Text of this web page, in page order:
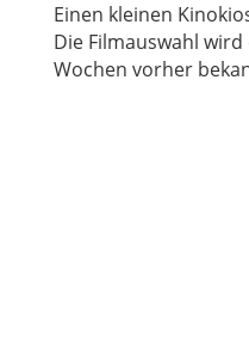
Einen kleinen
Die Filmauswahl
Wochen vorher